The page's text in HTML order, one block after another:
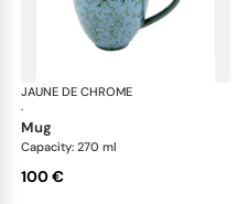
JAUNE DE CHROME
·
mug
Capacity: 270 ml
100 €